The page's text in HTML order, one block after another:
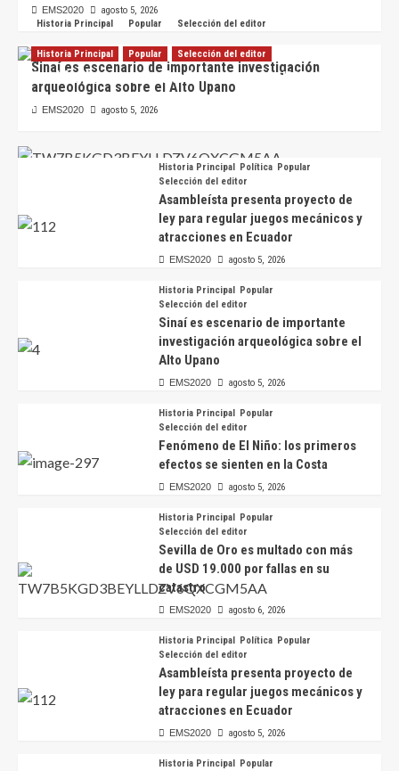
EMS2020
agosto 5, 2026
Historia Principal
Popular Selección del editor
Sinaí es escenario de importante investigación
arqueológica sobre el Alto Upano
EMS2020 agosto 5, 2026
Historia Principal Popular Selección del editor
Sevilla de Oro es multado con más de USD 19.000
por fallas en su catastro
Historia Principal Política Popular
Selección del editor
Asambleísta presenta proyecto de
ley para regular juegos mecánicos y
atracciones en Ecuador
EMS2020 agosto 5, 2026
Historia Principal Popular
Selección del editor
Sinaí es escenario de importante
investigación arqueológica sobre el
Alto Upano
EMS2020 agosto 5, 2026
Historia Principal Popular
Selección del editor
Fenómeno de El Niño: los primeros
efectos se sienten en la Costa
EMS2020 agosto 5, 2026
Historia Principal Popular
Selección del editor
Sevilla de Oro es multado con más
de USD 19.000 por fallas en su
catastro
EMS2020 agosto 6, 2026
Historia Principal Política Popular
Selección del editor
Asambleísta presenta proyecto de
ley para regular juegos mecánicos y
atracciones en Ecuador
EMS2020 agosto 5, 2026
Historia Principal Popular